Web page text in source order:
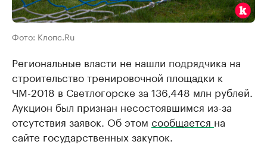
Фото: Клопс.Ru
Региональные власти не нашли подрядчика на
строительство тренировочной площадки к
ЧМ-2018 в Светлогорске за 136,448 млн рублей.
Аукцион был признан несостоявшимся из-за
отсутствия заявок. Об этом сообщается на
сайте государственных закупок.